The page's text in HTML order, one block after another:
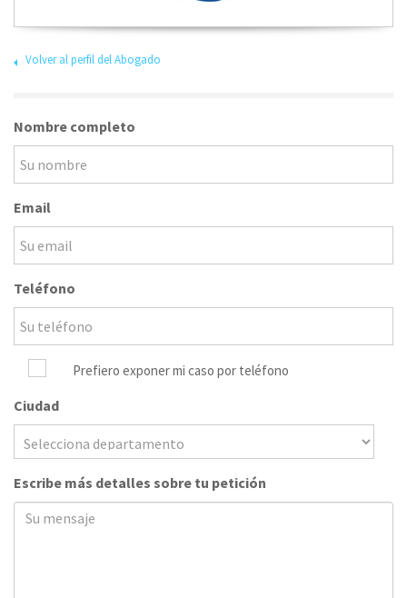
Volver al perfil del Abogado
Nombre completo
Email
Teléfono
Prefiero exponer mi caso por teléfono
Ciudad
Escribe más detalles sobre tu petición